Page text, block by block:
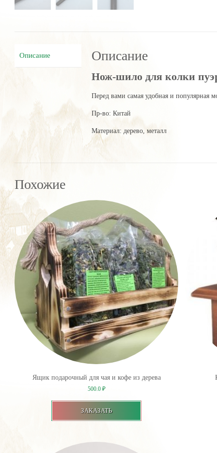
Описание Описание
Нож-шило для колки
Перед вами самая удобная и популярная
Пр-во: Китай
Материал: дерево, металл
Похожие
Ящик подарочный для чая и кофе из дерева
500.0 ₽
ЗАКАЗАТЬ